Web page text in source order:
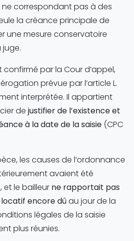
correspondant pas à des
la créance principale de
une mesure conservatoire
par la Cour d’appel,
prévue par l’article L.
interprétée. Il appartient
de justifier de l’existence et
à la date de la saisie (CPC
les causes de l’ordonnance
avaient été
et le bailleur ne rapportait pas
locatif encore dûau jour de la
légales de la saisie
plus réunies.